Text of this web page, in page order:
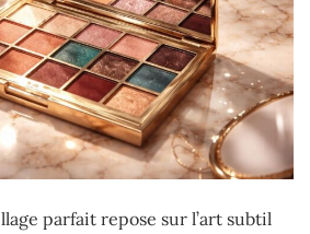
parfait repose sur l’art subtil